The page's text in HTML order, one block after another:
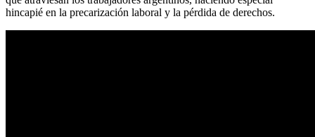
hincapié en la precarización laboral y la pérdida de derechos.